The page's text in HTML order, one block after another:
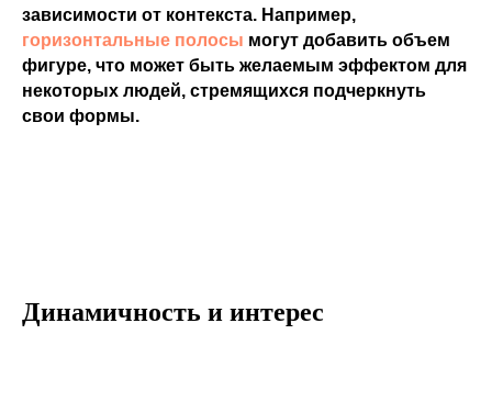
зависимости от контекста. Например,
горизонтальные полосы могут добавить объем
фигуре, что может быть желаемым эффектом для
некоторых людей, стремящихся подчеркнуть
свои формы.
Динамичность и интерес